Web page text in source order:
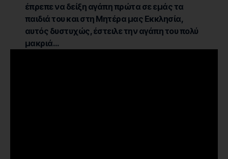
έπρεπε να δείξη αγάπη πρώτα σε εμάς τα
παιδιά του και στη Μητέρα μας Εκκλησία,
αυτός δυστυχώς, έστειλε την αγάπη του πολύ
μακριά…